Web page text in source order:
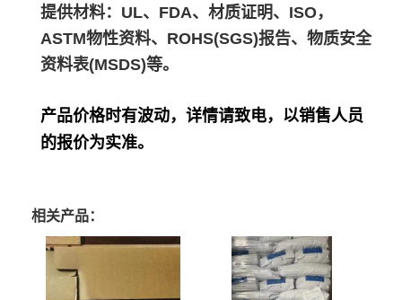
提供材料：UL、FDA、材质证明、ISO，
ASTM物性资料、ROHS(SGS)报告、物质安全
资料表(MSDS)等。
产品价格时有波动，详情请致电，以销售人员
的报价为实准。
相关产品：